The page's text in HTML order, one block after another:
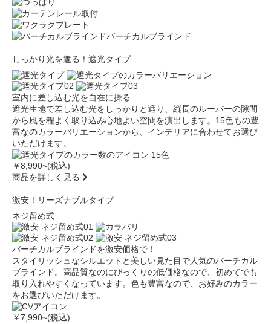
バーチカルブラインド
しっかり光を遮る！遮光タイプ
室内に差し込む光を自在に操る
遮光生地で差し込む光をしっかりと遮り、縦長のルーバーの隙間
から風を程よく取り込み心地よい空間を演出します。15色もの豊
富なのカラーバリエーションから、インテリアに合わせてお選び
いただけます。
￥8,990~(税込)
商品を詳しく見る
激安！リーズナブルタイプ
ネジ留め式
バーチカルブラインドを激安価格で！
スタイリッシュなシルエットと美しい見た目で人気のバーチカル
ブラインド。高品質なのにびっくりの低価格なので、初めてでも
取り入れやすくなっています。色も豊富なので、お好みのカラー
をお選びいただけます。
￥7,990~(税込)